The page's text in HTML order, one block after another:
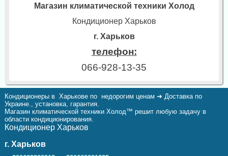
Магазин климатической техники Холод
Кондиционер Харьков
г. Харьков
телефон:
066-928-13-35
Кондиционеры в Харькове по недорогим ценам ➔ Доставка по
Украине., установка, гарантия.
Магазин климатической техники Холод™ решит любую задачу в
области кондиционирования.
Кондиционер Харьков
г. Харьков